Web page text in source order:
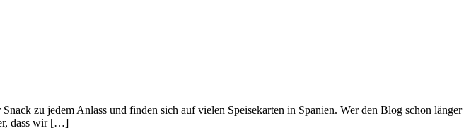
zu jedem Anlass und finden sich auf vielen Speisekarten in Spanien. Wer den Blog schon länger
dass wir […]